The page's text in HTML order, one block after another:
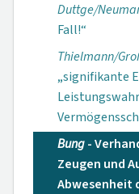
Duttge/
Fall!“
Thielmann/
„signifikante
Bung-
Zeugen und
Abwesenheit